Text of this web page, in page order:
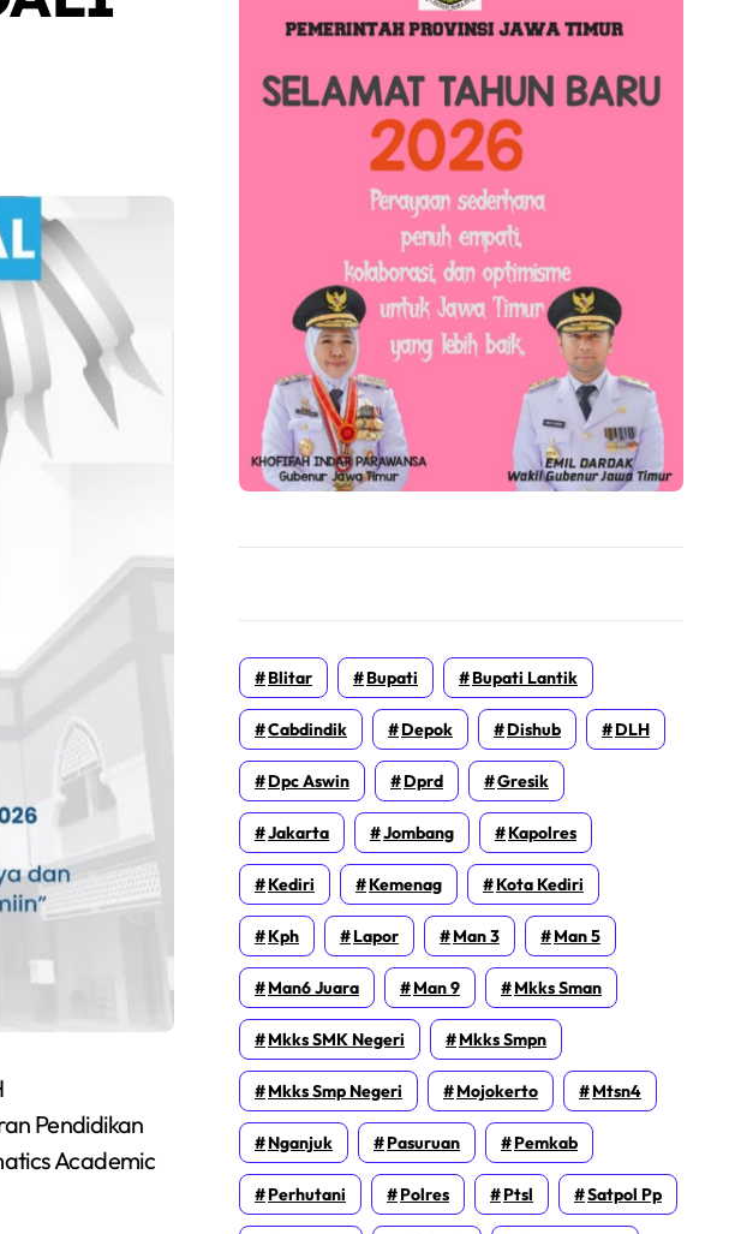
Pendidikan
Academic
Blitar Bupati Bupati Lantik
Cabdindik Depok Dishub DLH
Dpc Aswin Dprd Gresik
Jakarta Jombang Kapolres
Kediri Kemenag Kota Kediri
Kph Lapor Man 3 Man 5
Man6 Juara Man 9 Mkks Sman
Mkks SMK Negeri Mkks Smpn
Mkks Smp Negeri Mojokerto Mtsn4
Nganjuk Pasuruan Pemkab
Perhutani Polres Ptsl Satpol Pp